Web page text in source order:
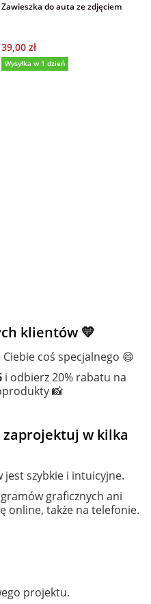
Zawieszka do auta ze zdjęciem
39,00 zł
Wysyłka w 1 dzień
klientów 💛
coś specjalnego 😄
i odbierz 20% rabatu na
📸
w kilka
szybkie i intuicyjne.
graficznych ani
online, także na telefonie.
projektu.